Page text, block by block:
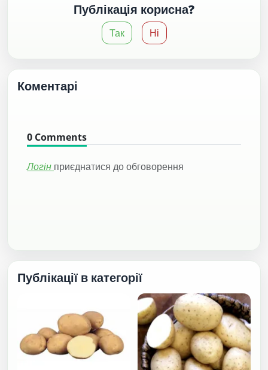
Публікація корисна?
Так Ні
Коментарі
0 Comments
Логін приєднатися до обговорення
Публікації в категорії